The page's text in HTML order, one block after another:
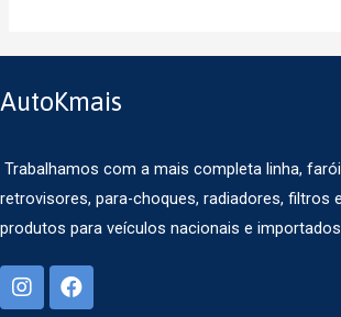
AutoKmais
Trabalhamos com a mais completa linha,
retrovisores, para-choques, radiadores, filtros
produtos para veículos nacionais e importados.